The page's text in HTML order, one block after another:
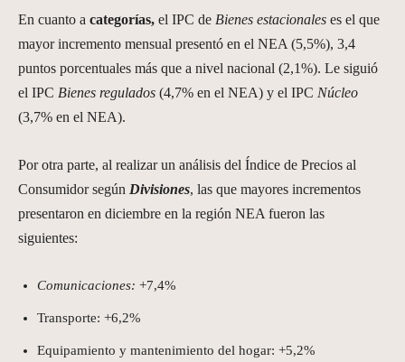
En cuanto a categorías, el IPC de Bienes estacionales es el que
mayor incremento mensual presentó en el NEA (5,5%), 3,4
puntos porcentuales más que a nivel nacional (2,1%). Le siguió
el IPC Bienes regulados (4,7% en el NEA) y el IPC Núcleo
(3,7% en el NEA).
Por otra parte, al realizar un análisis del Índice de Precios al
Consumidor según Divisiones, las que mayores incrementos
presentaron en diciembre en la región NEA fueron las
siguientes:
Comunicaciones: +7,4%
Transporte: +6,2%
Equipamiento y mantenimiento del hogar: +5,2%